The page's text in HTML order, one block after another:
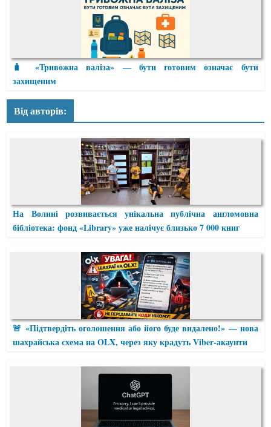
🧳 «Тривожна валіза» — бути готовим означає бути
захищеним
Від авторів:
На Волині розвивається унікальна публічна англомовна
бібліотека: фонд «Library» уже налічує близько 7 000 книг
🚨 «Підтвердіть оголошення або його буде видалено!» — нова
шахрайська схема на OLX, через яку крадуть Viber-акаунти